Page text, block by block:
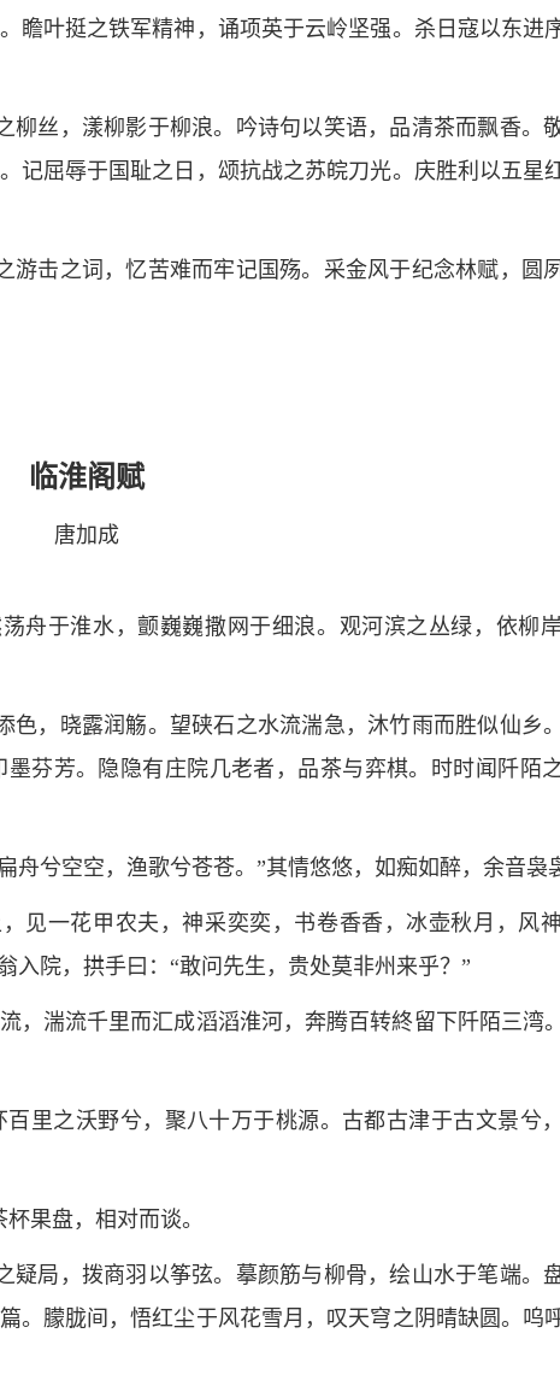
瞻叶挺之铁军精神，诵项英于云岭坚强。杀日寇以东进
丝，漾柳影于柳浪。吟诗句以笑语，品清茶而飘香。
记屈辱于国耻之日，颂抗战之苏皖刀光。庆胜利以五星
击之词，忆苦难而牢记国殇。采金风于纪念林赋，圆
临淮阁赋
唐加成
舟于淮水，颤巍巍撒网于细浪。观河滨之丛绿，依柳
，晓露润觞。望硖石之水流湍急，沐竹雨而胜似仙乡
芬芳。隐隐有庄院几老者，品茶与弈棋。时时闻阡陌
兮空空，渔歌兮苍苍。”其情悠悠，如痴如醉，余音袅
见一花甲农夫，神采奕奕，书卷香香，冰壶秋月，风
院，拱手曰：“敢问先生，贵处莫非州来乎？”
，湍流千里而汇成滔滔淮河，奔腾百转終留下阡陌三湾
里之沃野兮，聚八十万于桃源。古都古津于古文景兮
果盘，相对而谈。
局，拨商羽以筝弦。摹颜筋与柳骨，绘山水于笔端。
。朦胧间，悟红尘于风花雪月，叹天穹之阴晴缺圆。呜